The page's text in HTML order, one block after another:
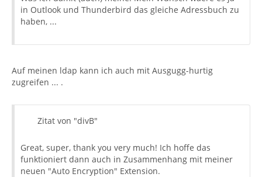
in Outlook und Thunderbird das gleiche Adressbuch zu
haben, ...
Auf meinen ldap kann ich auch mit Ausgugg-hurtig
zugreifen ... .
Zitat von "divB"
Great, super, thank you very much! Ich hoffe das
funktioniert dann auch in Zusammenhang mit meiner
neuen "Auto Encryption" Extension.